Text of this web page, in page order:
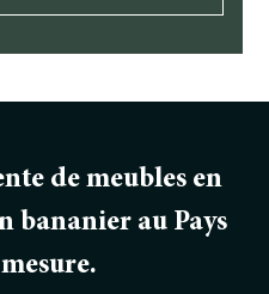
de meubles en
bananier au Pays